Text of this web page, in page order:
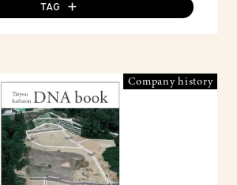
TAG
Company history